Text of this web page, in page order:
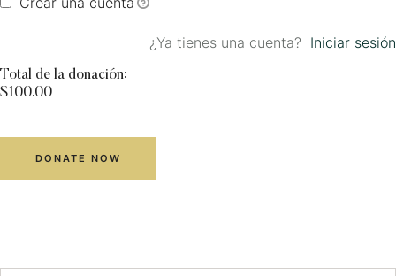
¿Ya tienes una cuenta? Iniciar sesión
Total de la donación:
$100.00